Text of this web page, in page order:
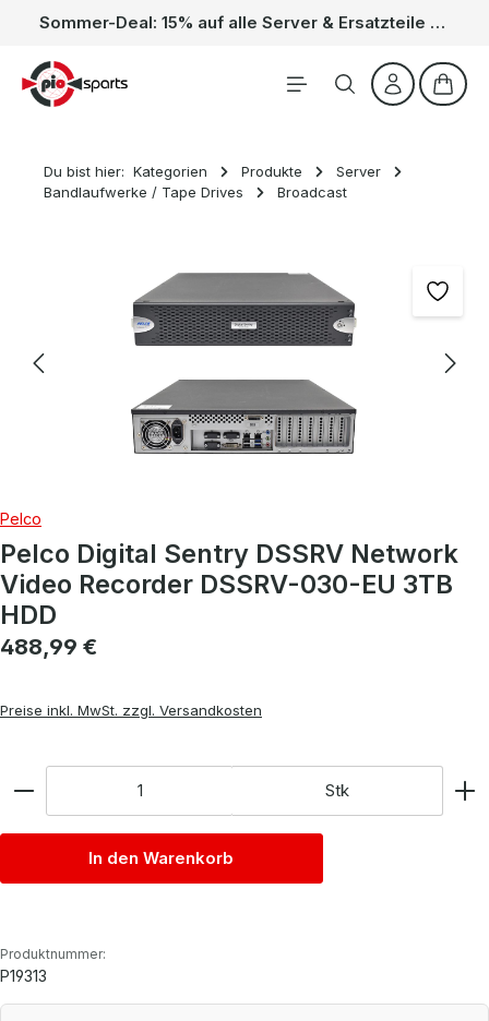
Zum Hauptinhalt springen Sommer-Deal: 15% auf alle Server & Ersatzteile – Kein Code nötig, der Rabatt wird automatisch im Warenkorb abgezogen. Gültig vom 01.06. bis 31.08.
Du bist hier: Kategorien Produkte
Server
Bandlaufwerke / Tape Drives
Broadcast
Pelco
Pelco Digital Sentry DSSRV Network
Video Recorder DSSRV-030-EU 3TB
HDD
Regulärer Preis:
488,99 €
Preise inkl. MwSt. zzgl. Versandkosten
Stk
In den Warenkorb
Produktnummer:
P19313